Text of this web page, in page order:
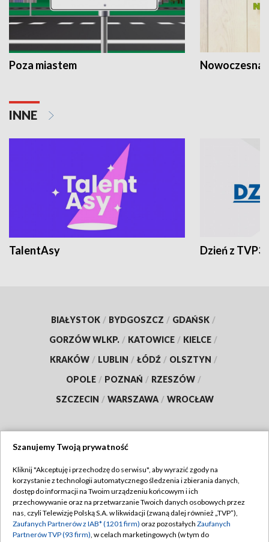
Poza miastem Nowoczesna
INNE
TalentAsy Dzień z TVP3
BIAŁYSTOK / BYDGOSZCZ / GDAŃSK /
GORZÓW WLKP. / KATOWICE / KIELCE /
KRAKÓW / LUBLIN / ŁÓDŹ / OLSZTYN /
OPOLE / POZNAŃ / RZESZÓW /
SZCZECIN / WARSZAWA / WROCŁAW
TVP
Abonament TVP
Emisja w TVP
Regulamin TVP
Polityka prywatności
Szanujemy Twoją prywatność
Kliknij "Akceptuję i przechodzę do serwisu", aby wyrazić zgody na
korzystanie z technologii automatycznego śledzenia i zbierania danych,
dostęp do informacji na Twoim urządzeniu końcowym i ich
przechowywanie oraz na przetwarzanie Twoich danych osobowych przez
nas, czyli Telewizję Polską S.A. w likwidacji (zwaną dalej również „TVP”),
Zaufanych Partnerów z IAB* (1201 firm) oraz pozostałych Zaufanych
Partnerów TVP (93 firm), w celach marketingowych (w tym do